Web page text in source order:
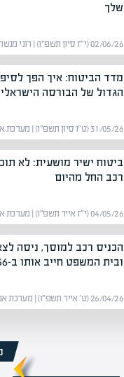
שלך
02/06/26 (י״ז סיון תשפ״ו) | רוני מנשה
מדד הביטוח: איך הפך
הגדול של הבורסה
31/05/26 (ט״ו סיון תשפ״ו) | מערכת אפיק
ביטוח ישיר מושעית: לא
רכב החל מהיום
04/05/26 (י״ז אייר תשפ״ו) | מערכת אפיק
הכניס רכב למוסך, ניסה
ובית המשפט חייב אותו ב-36 אלף שקל
26/04/26 (ט׳ אייר תשפ״ו) | מערכת אפיק